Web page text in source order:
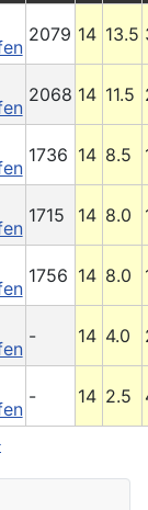
2079 14 13.5
2068 14 11.5
1736 14 8.5
1715 14 8.0
1756 14 8.0
- 14 4.0
- 14 2.5